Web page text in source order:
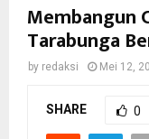
Membangun
Tarabunga
by redaksi Mei 12,
SHARE 0